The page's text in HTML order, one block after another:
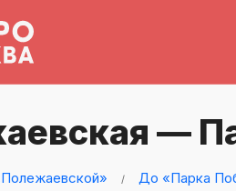
—
До «Парка